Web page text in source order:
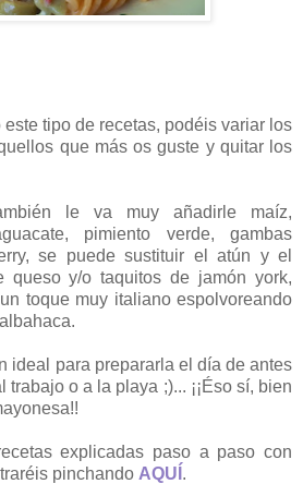
tipo de recetas, podéis variar los
que más os guste y quitar los
le va muy añadirle maíz,
pimiento verde, gambas
se puede sustituir el atún y el
queso y/o taquitos de jamón york,
toque muy italiano espolvoreando
ideal para prepararla el día de antes
o a la playa ;)... ¡¡Éso sí, bien
explicadas paso a paso con
pinchando AQUÍ .